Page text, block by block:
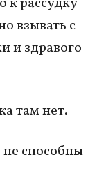
взывать с
и здравого
там нет.
способны